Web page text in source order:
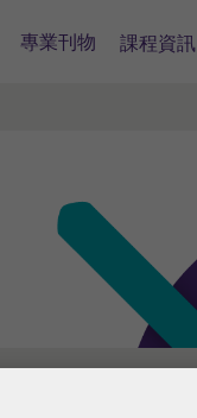
專業刊物 課程資訊